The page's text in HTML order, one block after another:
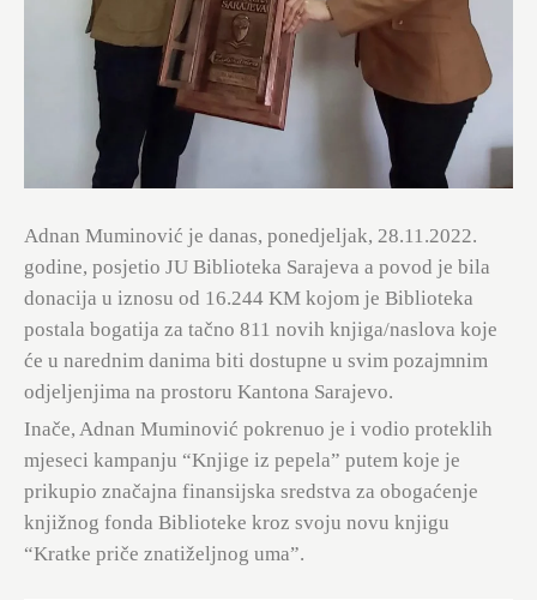
Adnan Muminović je danas, ponedjeljak, 28.11.2022.
godine, posjetio JU Biblioteka Sarajeva a povod je bila
donacija u iznosu od 16.244 KM kojom je Biblioteka
postala bogatija za tačno 811 novih knjiga/naslova koje
će u narednim danima biti dostupne u svim pozajmnim
odjeljenjima na prostoru Kantona Sarajevo.
Inače, Adnan Muminović pokrenuo je i vodio proteklih
mjeseci kampanju “Knjige iz pepela” putem koje je
prikupio značajna finansijska sredstva za obogaćenje
knjižnog fonda Biblioteke kroz svoju novu knjigu
“Kratke priče znatiželjnog uma”.